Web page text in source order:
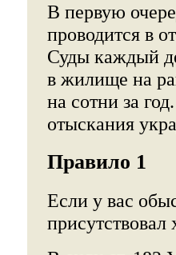
В первую
проводится в
Суды каждый
в жилище на
на сотни за
отыскания
Правило 1
Если у вас
присутствовал